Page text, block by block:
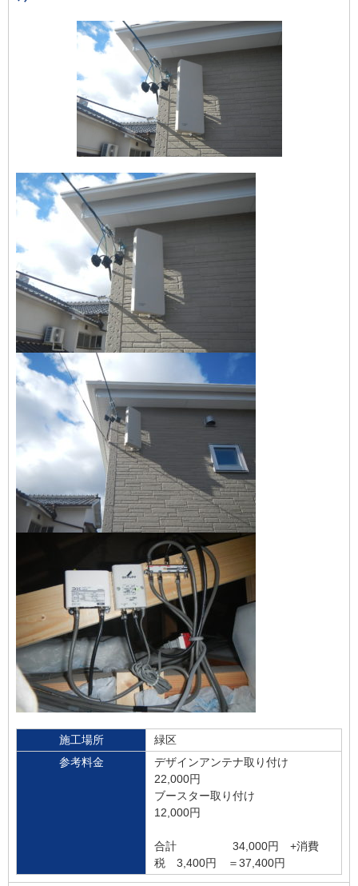
施工場所
緑区
参考料金
デザインアンテナ取り付け
22,000円
ブースター取り付け
12,000円
合計 34,000円 +消費
税 3,400円 ＝37,400円